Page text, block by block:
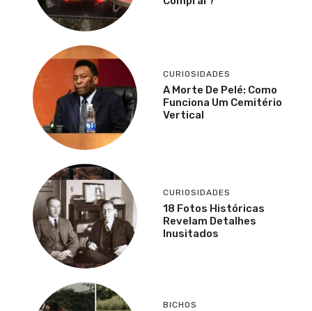
CURIOSIDADES
A Morte De Pelé: Como
Funciona Um Cemitério
Vertical
CURIOSIDADES
18 Fotos Históricas
Revelam Detalhes
Inusitados
BICHOS